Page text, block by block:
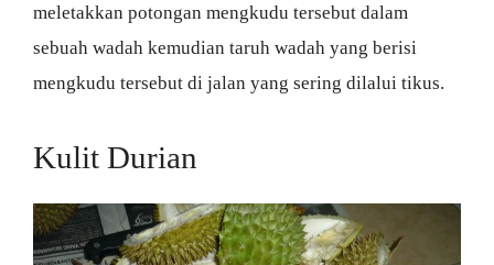
meletakkan potongan mengkudu tersebut dalam
sebuah wadah kemudian taruh wadah yang berisi
mengkudu tersebut di jalan yang sering dilalui tikus.
Kulit Durian